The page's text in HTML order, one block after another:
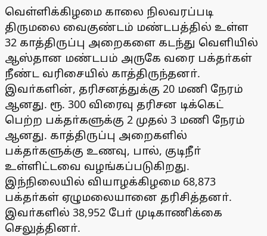
வெள்ளிக்கிழமை காலை நிலவரப்படி
திருமலை வைகுண்டம் மண்டபத்தில் உள்ள
32 காத்திருப்பு அறைகளை கடந்து வெளியில்
ஆஸ்தான மண்டபம் அருகே வரை பக்தா்கள்
நீண்ட வரிசையில் காத்திருந்தனா்.
இவா்களின், தரிசனத்துக்கு 20 மணி நேரம்
ஆனது. ரூ. 300 விரைவு தரிசன டிக்கெட்
பெற்ற பக்தா்களுக்கு 2 முதல் 3 மணி நேரம்
ஆனது. காத்திருப்பு அறைகளில்
பக்தா்களுக்கு உணவு, பால், குடிநீா்
உள்ளிட்டவை வழங்கப்படுகிறது.
இந்நிலையில் வியாழக்கிழமை 68,873
பக்தா்கள் ஏழுமலையானை தரிசித்தனா்.
இவா்களில் 38,952 போ் முடிகாணிக்கை
செலுத்தினா்.